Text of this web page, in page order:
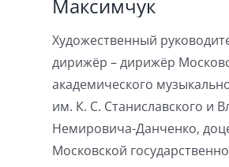
Максимчук
Художественный
дирижёр – дирижёр
академического
им. К. С. Станиславского и
Немировича-Данченко,
Московской